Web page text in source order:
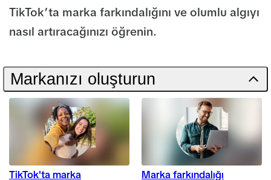
TikTok’ta marka farkındalığını ve olumlu algıyı
nasıl artıracağınızı öğrenin.
Markanızı oluşturun
TikTok'ta marka
Marka farkındalığı